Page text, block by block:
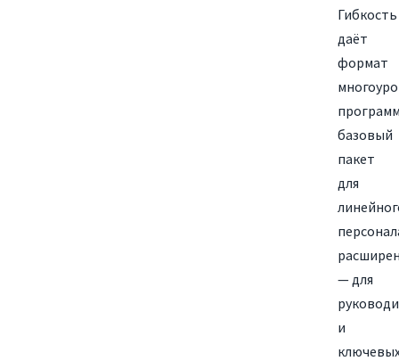
Гибкость
даёт
формат
базовый
пакет
для
— для
и